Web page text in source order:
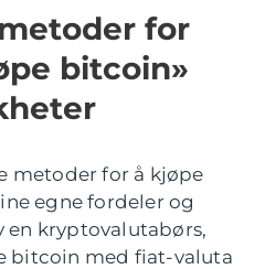
for
bitcoin»
metoder for å kjøpe
egne fordeler og
en kryptovalutabørs,
bitcoin med fiat-valuta